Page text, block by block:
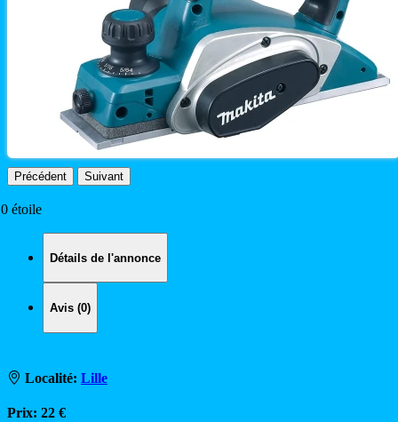
Précédent Suivant
étoile
Détails de l'annonce
Avis (0)
Localité: Lille
Prix: 22 €